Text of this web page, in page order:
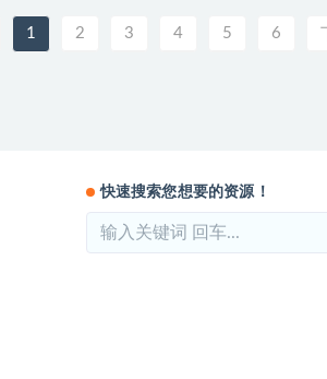
1 2 3 4 5 6
快速搜索您想要的资源！